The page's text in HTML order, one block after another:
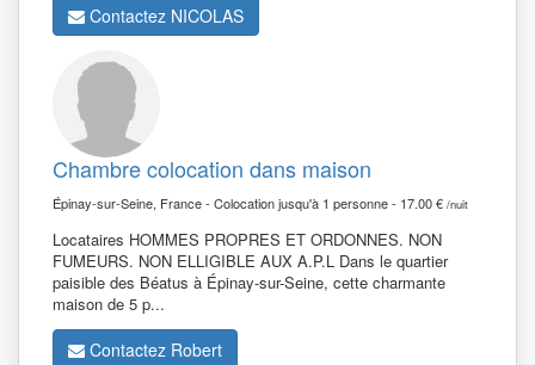
Contactez NICOLAS
Chambre colocation dans maison
Épinay-sur-Seine, France - Colocation jusqu'à 1 personne - 17.00 € /nuit
Locataires HOMMES PROPRES ET ORDONNES. NON
FUMEURS. NON ELLIGIBLE AUX A.P.L Dans le quartier
paisible des Béatus à Épinay-sur-Seine, cette charmante
maison de 5 p...
Contactez Robert